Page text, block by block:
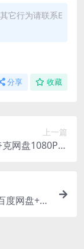
它行为请联系E
分享 收藏
上一篇
网盘1080P超
度网盘+夸